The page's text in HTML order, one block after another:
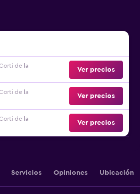
della
Ver precios
della
Ver precios
della
Ver precios
Servicios Opiniones Ubicación